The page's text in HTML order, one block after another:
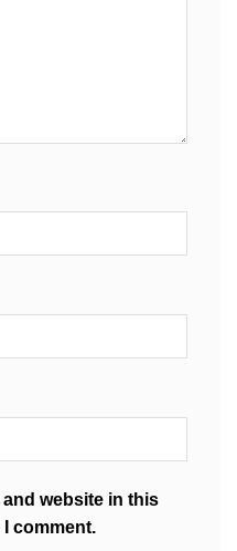
and website in this
comment.